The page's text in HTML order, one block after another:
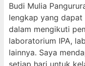
Budi Mulia
lengkap yang dapat
dalam mengikuti
laboratorium IPA,
lainnya. Saya